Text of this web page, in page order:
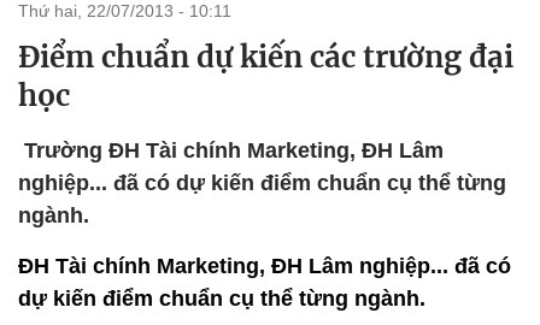
thứ hai, 22/07/2013 - 10:11
Điểm chuẩn dự kiến các trường đại
học
Trường ĐH Tài chính Marketing, ĐH Lâm
nghiệp... đã có dự kiến điểm chuẩn cụ thể từng
ngành.
ĐH Tài chính Marketing, ĐH Lâm nghiệp... đã có
dự kiến điểm chuẩn cụ thể từng ngành.